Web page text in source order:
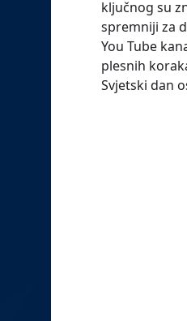
ključnog su
spremniji za
You Tube
plesnih
Svjetski dan